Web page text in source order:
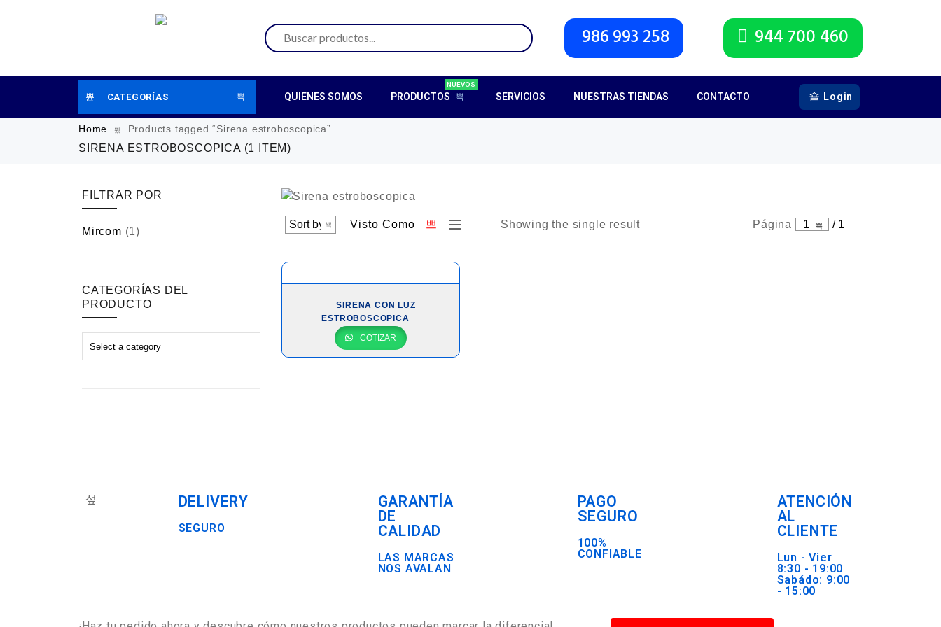
986 993 258 944 700 460
CATEGORÍAS QUIENES SOMOS PRODUCTOS
NUEVOS
SERVICIOS NUESTRAS TIENDAS CONTACTO Login
Home Products tagged “Sirena estroboscopica”
SIRENA ESTROBOSCOPICA (1 ITEM)
FILTRAR POR
Mircom (1)
CATEGORÍAS DEL
PRODUCTO
Visto Como Showing the single result Página 1 / 1
SIRENA CON LUZ
ESTROBOSCOPICA
COTIZAR
DELIVERY
SEGURO
GARANTÍA
DE
CALIDAD
LAS MARCAS
NOS AVALAN
PAGO
SEGURO
100%
CONFIABLE
ATENCIÓN
AL
CLIENTE
Lun - Vier
8:30 - 19:00
Sabádo: 9:00
- 15:00